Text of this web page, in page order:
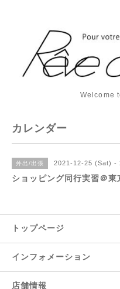
Welcome
カレンダー
外出/出張 2021-12-25 (Sat) -
ショッピング同行実習＠東
トップページ
インフォメーション
店舗情報